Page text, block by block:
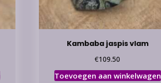
Kambaba jaspis vlam
€109.50
Toevoegen aan winkelwagen